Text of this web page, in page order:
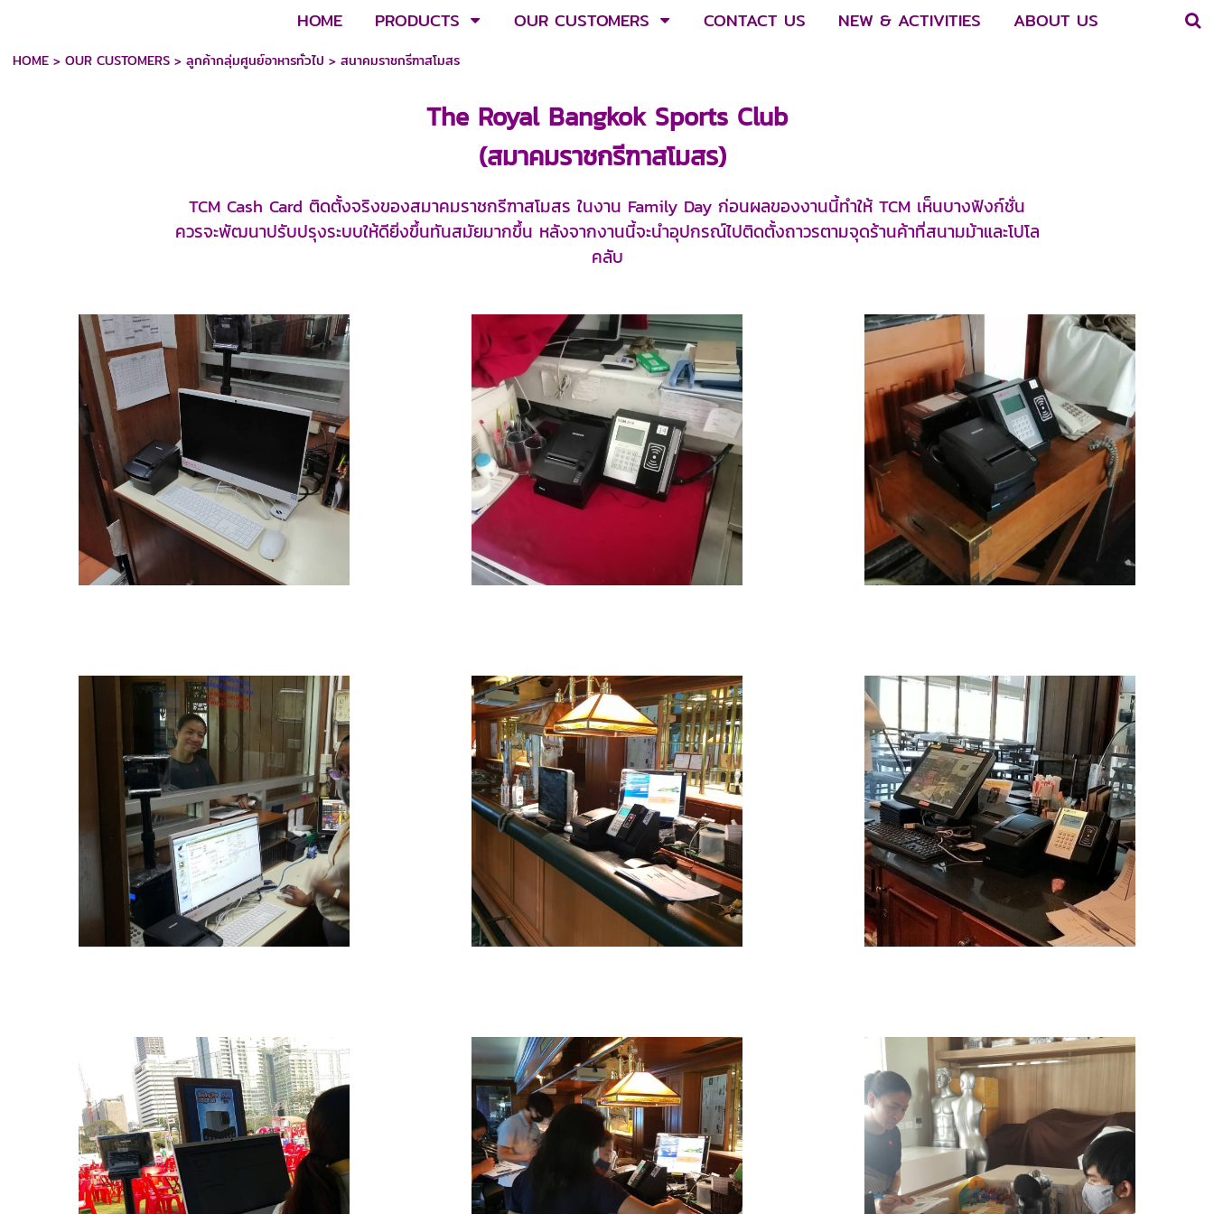
HOME PRODUCTS OUR CUSTOMERS CONTACT US NEW & ACTIVITIES ABOUT US
HOME> OUR CUSTOMERS> ลูกค้ากลุ่มศูนย์อาหารทั่วไป > สนาคมราชกรีฑาสโมสร
The Royal Bangkok Sports Club
(สมาคมราชกรีฑาสโมสร)
TCM Cash Card ติดตั้งจริงของสมาคมราชกรีฑาสโมสร ในงาน Family Day ก่อนผลของงานนี้ทำให้ TCM เห็นบางฟังก์ชั่น
ควรจะพัฒนาปรับปรุงระบบให้ดียิ่งขึ้นทันสมัยมากขึ้น หลังจากงานนี้จะนำอุปกรณ์ไปติดตั้งถาวรตามจุดร้านค้าที่สนามม้าและโปโล
คลับ